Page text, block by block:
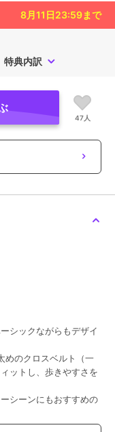
8月11日23:59まで
特典内訳
47人
シックながらもデザイ
めのクロスベルト（一
ットし、歩きやすさを
シーンにもおすすめの